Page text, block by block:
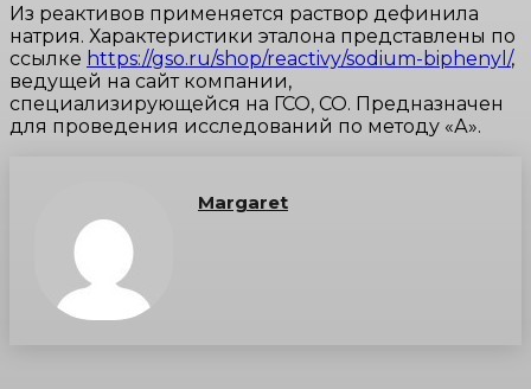
Из реактивов применяется раствор дефинила
натрия. Характеристики эталона представлены по
ссылке https://gso.ru/shop/reactivy/sodium-biphenyl/,
ведущей на сайт компании,
специализирующейся на ГСО, СО. Предназначен
для проведения исследований по методу «А».
Margaret